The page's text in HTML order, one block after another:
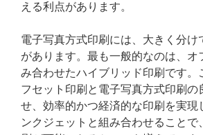
える利点があります。
電子写真方式印刷には、大きく分け
があります。最も一般的なのは、オ
み合わせたハイブリッド印刷です。
フセット印刷と電子写真方式印刷の
せ、効率的かつ経済的な印刷を実現
ンクジェットと組み合わせることで